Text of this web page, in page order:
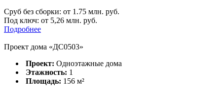
Сруб без сборки: от 1.75 млн. руб.
Под ключ: от 5,26 млн. руб.
Подробнее
Проект дома «ДC0503»
Проект: Одноэтажные дома
Этажность: 1
Площадь: 156 м²